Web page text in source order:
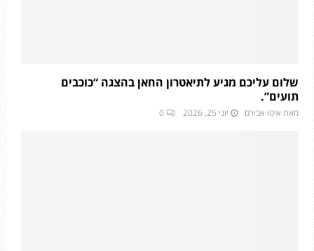
שלום עליכם מגיע לתיאטרון החאן בהצגה “כוכבים
תועים”.
מאת איטו אבירם יוני 25, 2026 0